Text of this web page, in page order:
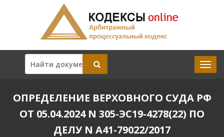
ОПРЕДЕЛЕНИЕ ВЕРХОВНОГО СУДА РФ
ОТ 05.04.2024 N 305-ЭС19-4278(22) ПО
ДЕЛУ N А41-79022/2017